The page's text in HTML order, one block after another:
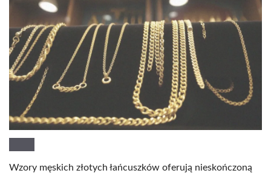
Wzory męskich złotych łańcuszków oferują nieskończoną